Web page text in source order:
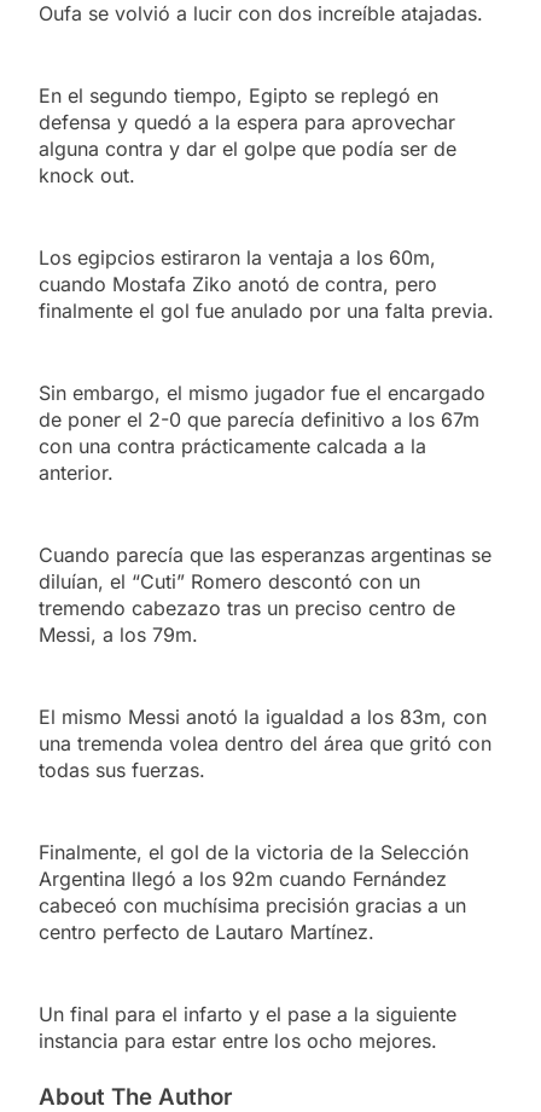
Oufa se volvió a lucir con dos increíble atajadas.
En el segundo tiempo, Egipto se replegó en
defensa y quedó a la espera para aprovechar
alguna contra y dar el golpe que podía ser de
knock out.
Los egipcios estiraron la ventaja a los 60m,
cuando Mostafa Ziko anotó de contra, pero
finalmente el gol fue anulado por una falta previa.
Sin embargo, el mismo jugador fue el encargado
de poner el 2-0 que parecía definitivo a los 67m
con una contra prácticamente calcada a la
anterior.
Cuando parecía que las esperanzas argentinas se
diluían, el “Cuti” Romero descontó con un
tremendo cabezazo tras un preciso centro de
Messi, a los 79m.
El mismo Messi anotó la igualdad a los 83m, con
una tremenda volea dentro del área que gritó con
todas sus fuerzas.
Finalmente, el gol de la victoria de la Selección
Argentina llegó a los 92m cuando Fernández
cabeceó con muchísima precisión gracias a un
centro perfecto de Lautaro Martínez.
Un final para el infarto y el pase a la siguiente
instancia para estar entre los ocho mejores.
About The Author